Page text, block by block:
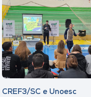
CREF3/SC e Unoesc